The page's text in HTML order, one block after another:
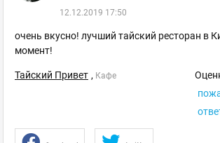
12.12.2019 17:50
очень вкусно! лучший тайский ресторан в
момент!
Тайский Привет , Кафе